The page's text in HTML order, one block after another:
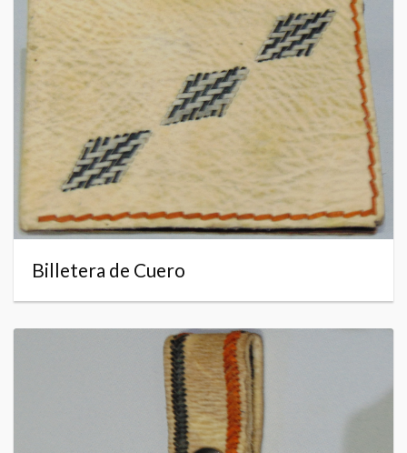
Billetera de Cuero